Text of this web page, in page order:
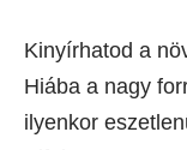
Kinyírhatod a
Hiába a nagy
ilyenkor